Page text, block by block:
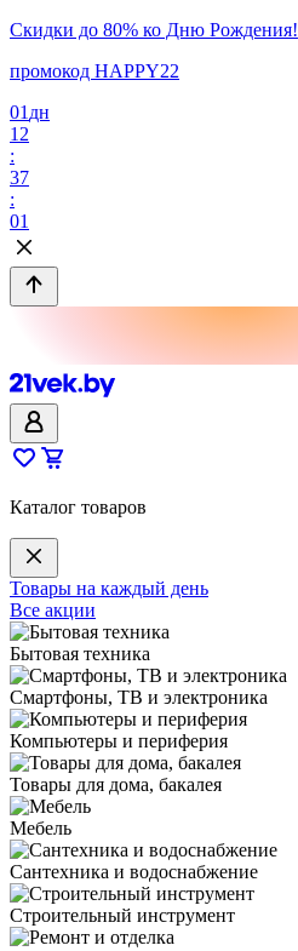
Скидки до 80% ко Дню Рождения!
промокод HAPPY22
01 дн
12
:
37
:
01
Каталог товаров
Товары на каждый день
Все акции
Бытовая техника
Смартфоны, ТВ и электроника
Компьютеры и периферия
Товары для дома, бакалея
Мебель
Сантехника и водоснабжение
Строительный инструмент